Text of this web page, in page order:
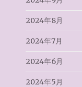
2024年8月
2024年7月
2024年6月
2024年5月